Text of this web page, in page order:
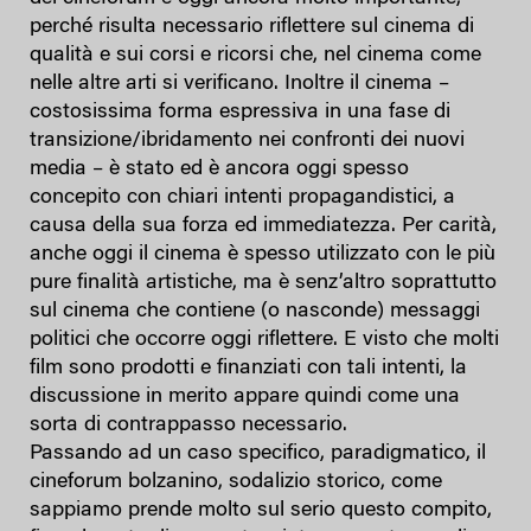
perché risulta necessario riflettere sul cinema di
qualità e sui corsi e ricorsi che, nel cinema come
nelle altre arti si verificano. Inoltre il cinema –
costosissima forma espressiva in una fase di
transizione/ibridamento nei confronti dei nuovi
media – è stato ed è ancora oggi spesso
concepito con chiari intenti propagandistici, a
causa della sua forza ed immediatezza. Per carità,
anche oggi il cinema è spesso utilizzato con le più
pure finalità artistiche, ma è senz’altro soprattutto
sul cinema che contiene (o nasconde) messaggi
politici che occorre oggi riflettere. E visto che molti
film sono prodotti e finanziati con tali intenti, la
discussione in merito appare quindi come una
sorta di contrappasso necessario.
Passando ad un caso specifico, paradigmatico, il
cineforum bolzanino, sodalizio storico, come
sappiamo prende molto sul serio questo compito,